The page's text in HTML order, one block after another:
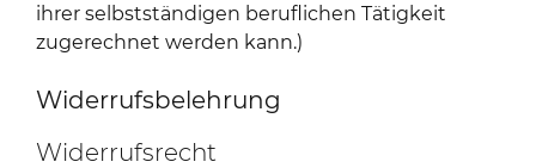
ihrer selbstständigen beruflichen Tätigkeit
zugerechnet werden kann.)
Widerrufsbelehrung
Widerrufsrecht